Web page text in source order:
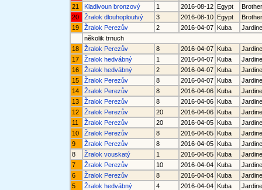
21
Kladivoun bronzový 1 2016-08-12 Egypt
20
Žralok dlouhoploutvý 3 2016-08-10 Egypt
19
Žralok Perezův 2 2016-04-07 Kuba
několik trnuch
18
Žralok Perezův 8 2016-04-07 Kuba
17
Žralok hedvábný 1 2016-04-07 Kuba
16
Žralok hedvábný 2 2016-04-07 Kuba
15
Žralok Perezův 8 2016-04-07 Kuba
14
Žralok Perezův 8 2016-04-06 Kuba
13
Žralok Perezův 8 2016-04-06 Kuba
12
Žralok Perezův 20 2016-04-06 Kuba
11
Žralok Perezův 20 2016-04-05 Kuba
10
Žralok Perezův 8 2016-04-05 Kuba
9
Žralok Perezův 8 2016-04-05 Kuba
8
Žralok vouskatý 1 2016-04-05 Kuba
7
Žralok Perezův 10 2016-04-04 Kuba
6
Žralok Perezův 8 2016-04-04 Kuba
5
Žralok hedvábný 4 2016-04-04 Kuba